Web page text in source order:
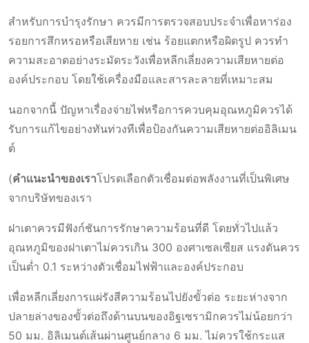
สําหรับการบํารุงรักษา ควรมีการตรวจสอบประจําเพื่อหาร่อง
รอยการสึกหรอหรือเสียหาย เช่น ร้อยแตกหรือผิดรูป ควรทํา
ความสะอาดอย่างระมัดระวังเพื่อหลีกเลี่ยงความเสียหายต่อ
องค์ประกอบ โดยใช้เครื่องมือและสารละลายที่เหมาะสม
นอกจากนี้ ปัญหาเรื่องจ่ายไฟหรือการควบคุมอุณหภูมิควรได้
รับการแก้ไขอย่างทันท่วงทีเพื่อป้องกันความเสียหายต่ออิลิเมน
ต์
(คําแนะนําของเราโปรดเลือกตัวเชื่อมต่อพลังงานที่เป็นพิเศษ
จากบริษัทของเรา
ฝาเตาควรมีฟังก์ชันการรักษาความร้อนที่ดี โดยทั่วไปแล้ว
อุณหภูมิของฝาเตาไม่ควรเกิน 300 องศาเซลเซียส แรงดันควร
เป็นต่ำ 0.1 ระหว่างตัวเชื่อมไฟฟ้าและองค์ประกอบ
เพื่อหลีกเลี่ยงการแผ่รังสีความร้อนไปยังขั้วต่อ ระยะห่างจาก
ปลายล่างของขั้วต่อถึงด้านบนของอิฐเซรามิกควรไม่น้อยกว่า
50 มม. อิลิเมนต์เส้นผ่านศูนย์กลาง 6 มม. ไม่ควรใช้กระแส